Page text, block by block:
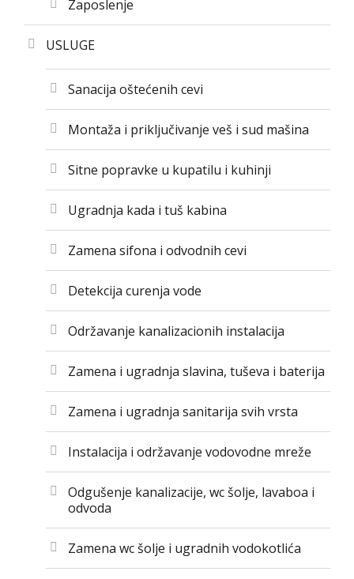
Zaposlenje
USLUGE
Sanacija oštećenih cevi
Montaža i priključivanje veš i sud mašina
Sitne popravke u kupatilu i kuhinji
Ugradnja kada i tuš kabina
Zamena sifona i odvodnih cevi
Detekcija curenja vode
Održavanje kanalizacionih instalacija
Zamena i ugradnja slavina, tuševa i baterija
Zamena i ugradnja sanitarija svih vrsta
Instalacija i održavanje vodovodne mreže
Odgušenje kanalizacije, wc šolje, lavaboa i
odvoda
Zamena wc šolje i ugradnih vodokotlića